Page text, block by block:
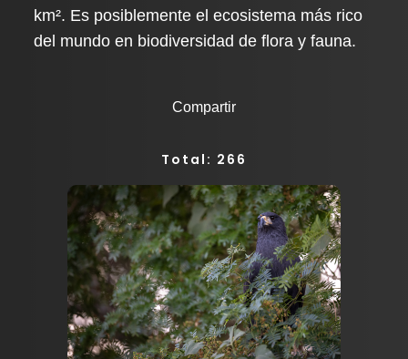
km². Es posiblemente el ecosistema más rico
del mundo en biodiversidad de flora y fauna.
Compartir
Total: 266